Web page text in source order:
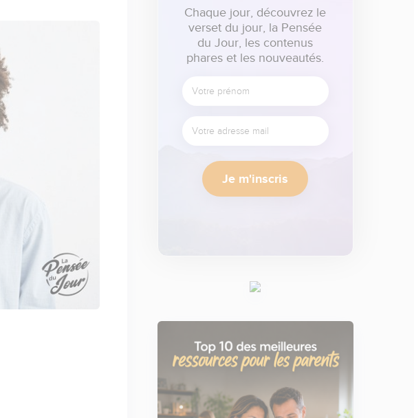
Chaque jour, découvrez le
verset du jour, la Pensée
du Jour, les contenus
phares et les nouveautés.
Je m'inscris